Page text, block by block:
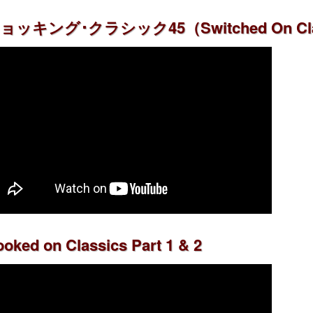
ッキング･クラシック45（Switched On
on Classics Part 1 & 2